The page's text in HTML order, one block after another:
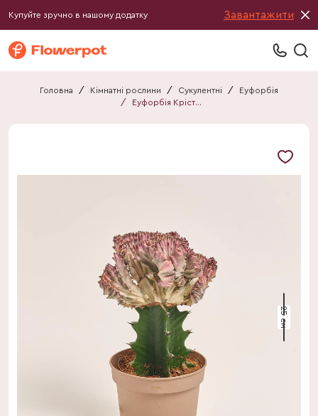
Купуйте зручно в нашому додатку Завантажити
Головна / Кімнатні рослини / Сукулентні /
Еуфорбія
/
Еуфорбія Крістата мікс
25 см